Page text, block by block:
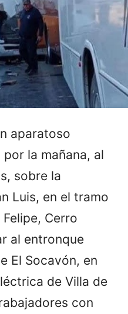
aparatoso
la mañana, al
sobre la
Luis, en el tramo
Cerro
al entronque
El Socavón, en
de Villa de
con